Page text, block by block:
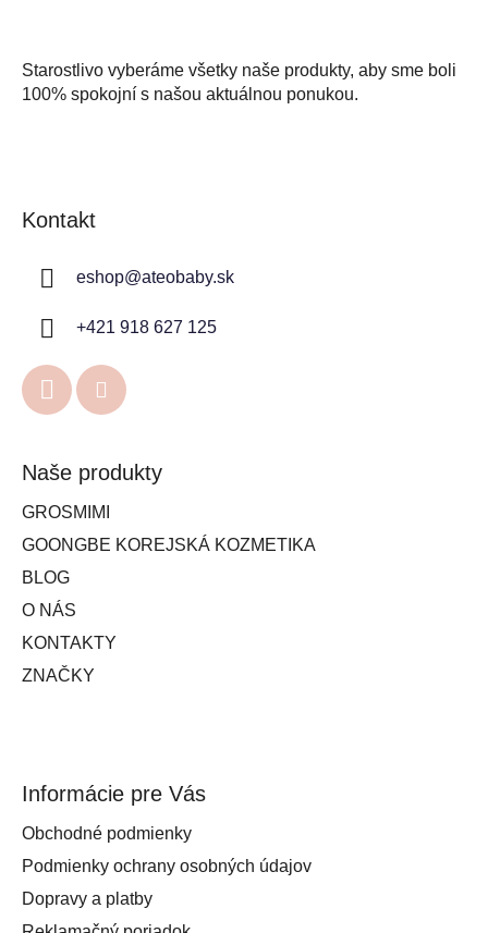
Starostlivo vyberáme všetky naše produkty, aby sme boli
100% spokojní s našou aktuálnou ponukou.
Kontakt
eshop@ateobaby.sk
+421 918 627 125
Naše produkty
GROSMIMI
GOONGBE KOREJSKÁ KOZMETIKA
BLOG
O NÁS
KONTAKTY
ZNAČKY
Informácie pre Vás
Obchodné podmienky
Podmienky ochrany osobných údajov
Dopravy a platby